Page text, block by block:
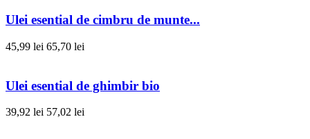
Ulei esential de cimbru de munte...
45,99 lei 65,70 lei
Ulei esential de ghimbir bio
39,92 lei 57,02 lei